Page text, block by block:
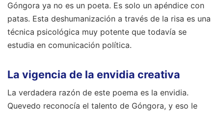
Góngora ya no es un poeta. Es solo un apéndice con
patas. Esta deshumanización a través de la risa es una
técnica psicológica muy potente que todavía se
estudia en comunicación política.
La vigencia de la envidia creativa
La verdadera razón de este poema es la envidia.
Quevedo reconocía el talento de Góngora, y eso le